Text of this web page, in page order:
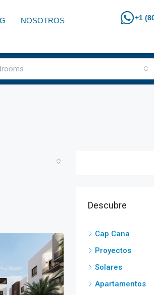
NOSOTROS +1
Descubre
Cap Cana
Proyectos
Solares
Apartamentos